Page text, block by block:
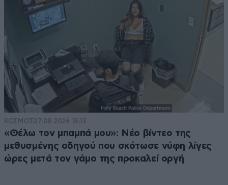
ΚΟΣΜΟΣ07·08·2026 18:13
«Θέλω τον μπαμπά μου»: Νέο βίντεο της
μεθυσμένης οδηγού που σκότωσε νύφη λίγες
ώρες μετά τον γάμο της προκαλεί οργή